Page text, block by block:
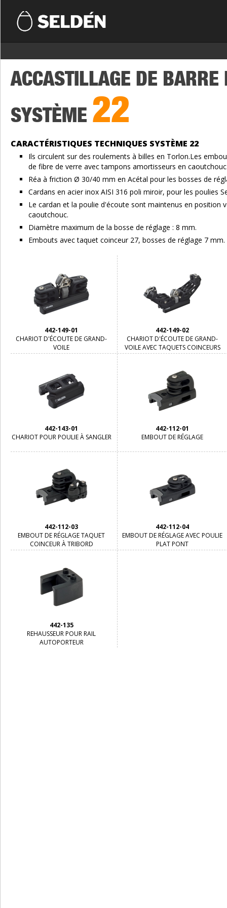
ACCASTILLAGE DE BARRE
SYSTÈME 22
CARACTÉRISTIQUES TECHNIQUES SYSTÈME 22
Ils circulent sur des roulements à billes en Torlon.Les
de fibre de verre avec tampons amortisseurs en
Réa à friction Ø 30/40 mm en Acétal pour les bosses de
Cardans en acier inox AISI 316 poli miroir, pour les poulies
Le cardan et la poulie d'écoute sont maintenus en position
caoutchouc.
Diamètre maximum de la bosse de réglage : 8 mm.
Embouts avec taquet coinceur 27, bosses de réglage 7 mm.
442-149-01
CHARIOT D'ÉCOUTE DE GRAND-
VOILE
442-149-02
CHARIOT D'ÉCOUTE DE GRAND-
VOILE AVEC TAQUETS COINCEURS
442-143-01
CHARIOT POUR POULIE À SANGLER
442-112-01
EMBOUT DE RÉGLAGE
442-112-03
EMBOUT DE RÉGLAGE TAQUET
COINCEUR À TRIBORD
442-112-04
EMBOUT DE RÉGLAGE AVEC POULIE
PLAT PONT
442-135
REHAUSSEUR POUR RAIL
AUTOPORTEUR